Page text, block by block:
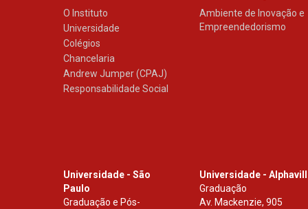
O Instituto
Universidade
Colégios
Chancelaria
Andrew Jumper (CPAJ)
Responsabilidade Social
Ambiente de Inovação e
Empreendedorismo
Universidade - São
Paulo
Graduação e Pós-
Universidade -
Graduação
Av. Mackenzie, 905